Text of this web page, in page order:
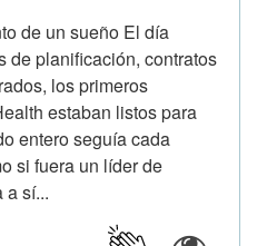
de un sueño El día
de planificación, contratos
los primeros
estaban listos para
entero seguía cada
si fuera un líder de
a sí...